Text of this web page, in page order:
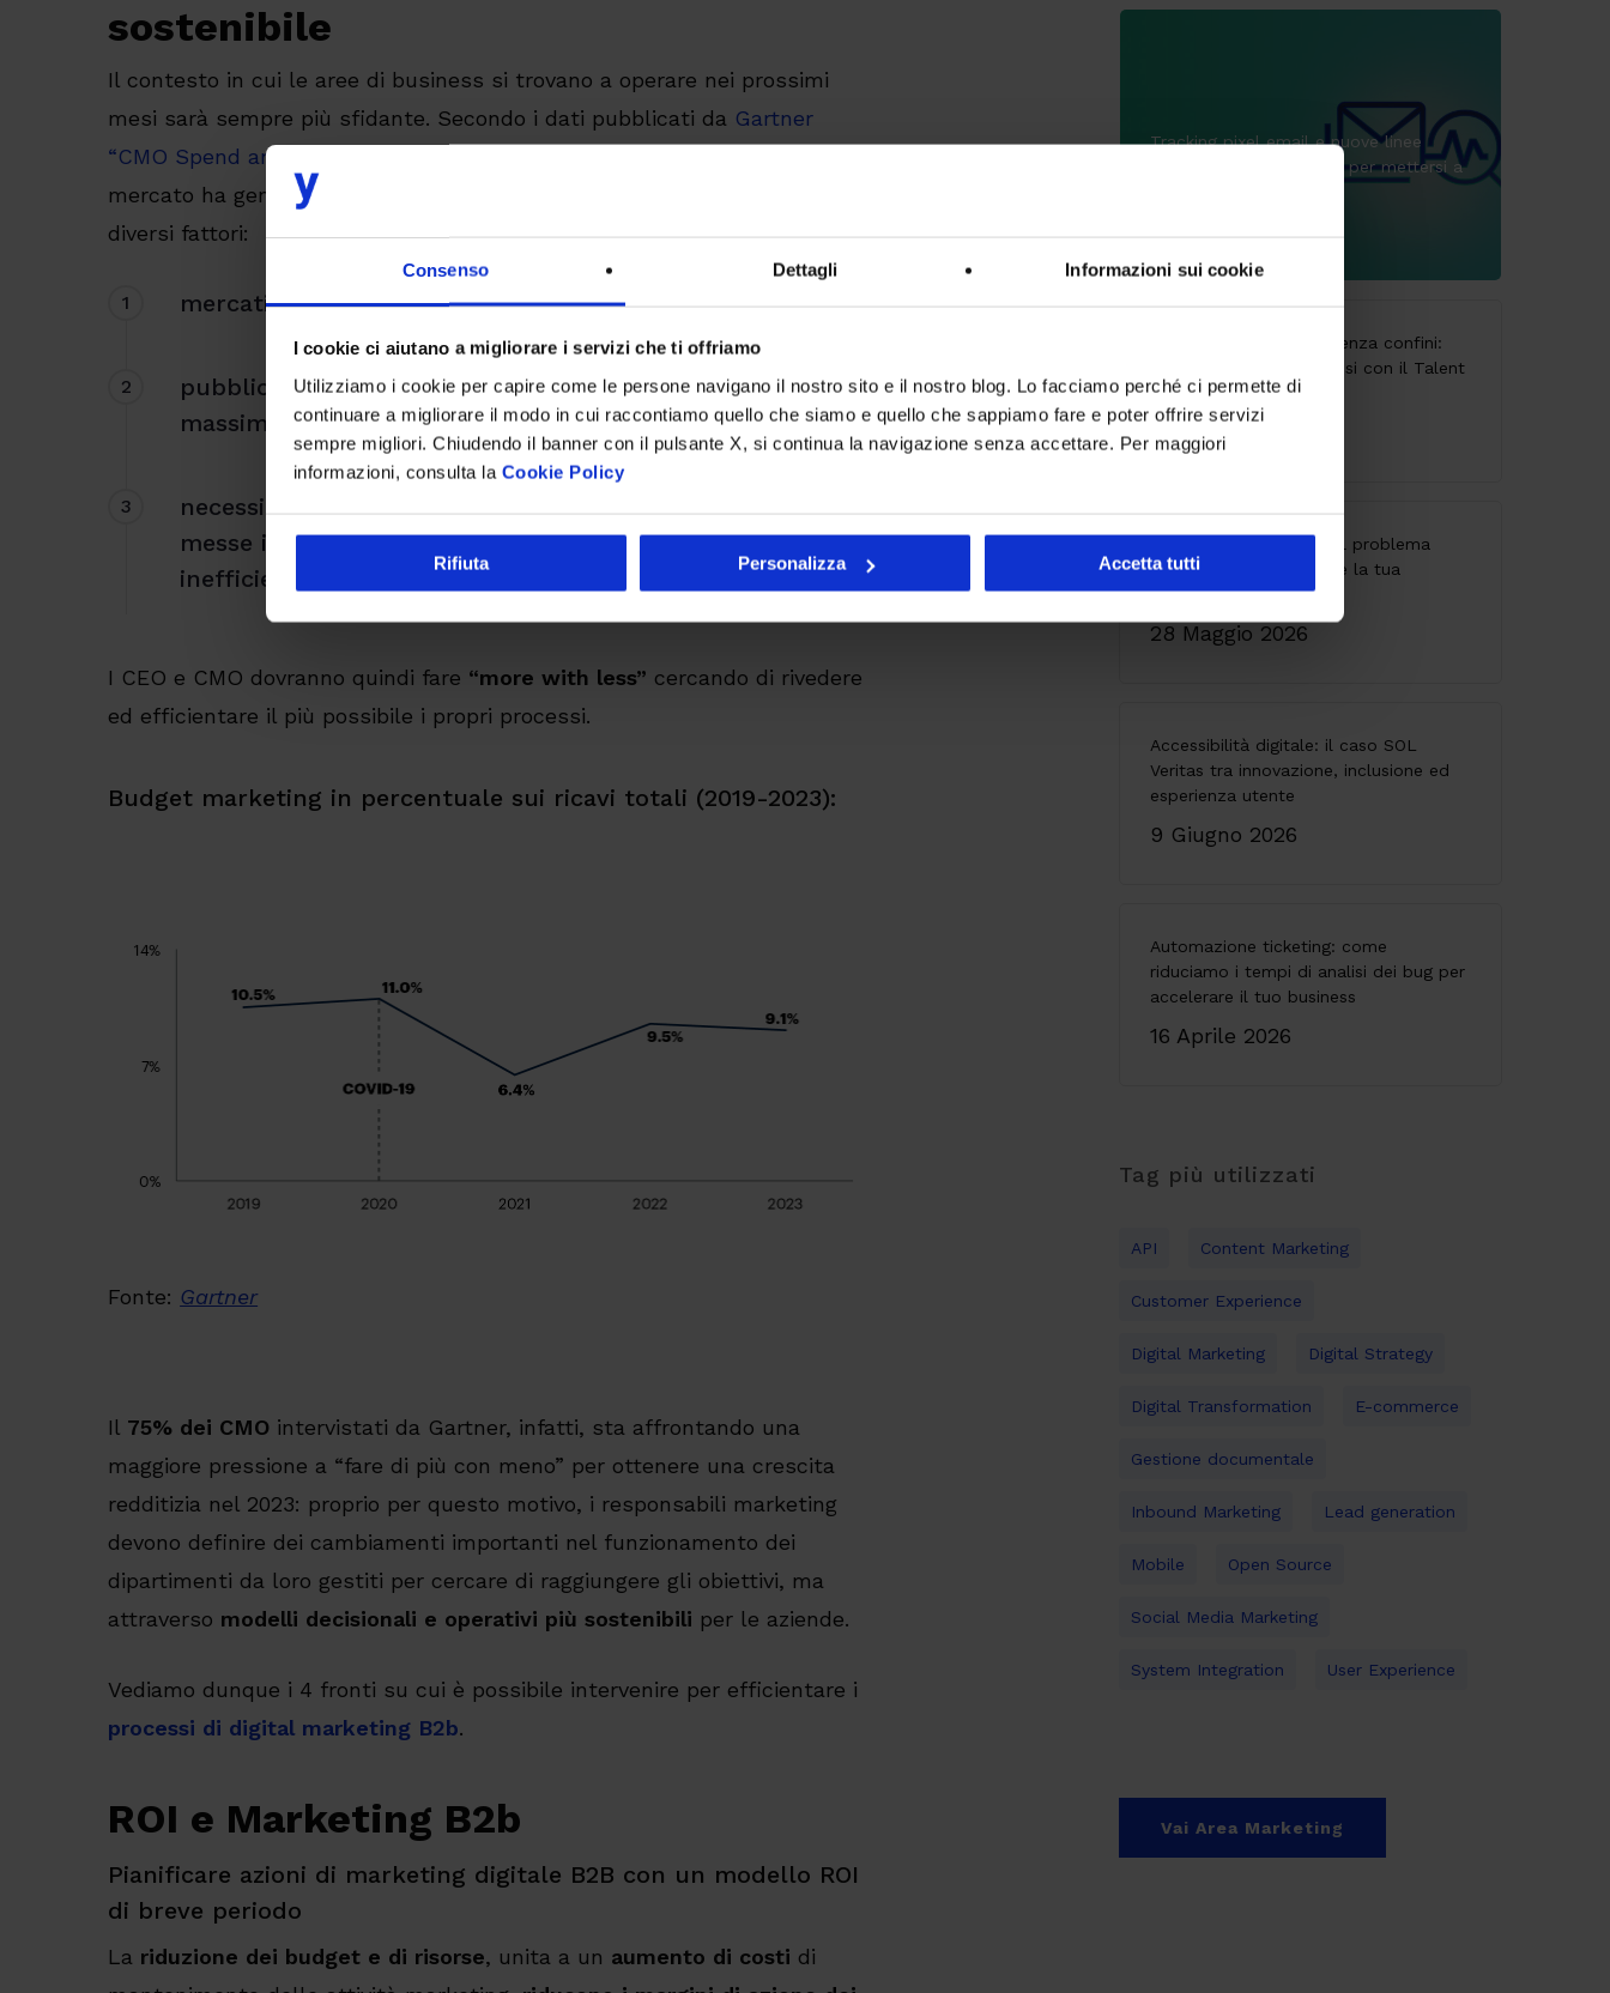
Consenso Dettagli Informazioni sui cookie
I cookie ci aiutano a migliorare i servizi che ti offriamo
Utilizziamo i cookie per capire come le persone navigano il nostro sito e il nostro blog. Lo facciamo perché ci permette di
continuare a migliorare il modo in cui raccontiamo quello che siamo e quello che sappiamo fare e poter offrire servizi
sempre migliori. Chiudendo il banner con il pulsante X, si continua la navigazione senza accettare. Per maggiori
informazioni, consulta la Cookie Policy
Rifiuta Personalizza Accetta tutti
sostenibile
Il contesto in cui le aree di business si trovano a operare nei prossimi
mesi sarà sempre più sfidante. Secondo i dati pubblicati da Gartner
“CMO Spend and Strategy Survey”
mercato ha generato un clima di precarietà ed incertezza dovuta a
diversi fattori:
1 mercati contratti;
2
pubblico multicanale difficile da intercettare con la
massima efficacia;
3
necessità di capire nel breve periodo se le iniziative
messe in campo portano risultati per evitare spreco e
inefficienze.
I CEO e CMO dovranno quindi fare “more with less” cercando di rivedere
ed efficientare il più possibile i propri processi.
Budget marketing in percentuale sui ricavi totali (2019-2023):
Fonte: Gartner
Il 75% dei CMO intervistati da Gartner, infatti, sta affrontando una
maggiore pressione a “fare di più con meno” per ottenere una crescita
redditizia nel 2023: proprio per questo motivo, i responsabili marketing
devono definire dei cambiamenti importanti nel funzionamento dei
dipartimenti da loro gestiti per cercare di raggiungere gli obiettivi, ma
attraverso modelli decisionali e operativi più sostenibili per le aziende.
Vediamo dunque i 4 fronti su cui è possibile intervenire per efficientare i
processi di digital marketing B2b.
ROI e Marketing B2b
Pianificare azioni di marketing digitale B2B con un modello ROI
di breve periodo
La riduzione dei budget e di risorse, unita a un aumento di costi di
Tracking pixel email e nuove linee
guida: deadline al 29/10 per mettersi a
9 Luglio 2026
CodyLab, formazione senza confini:
Italia e Camerun connessi con il Talent
Accelerator Program
25 Giugno 2026
API senza governance: il problema
invisibile che indebolisce la tua
architettura
28 Maggio 2026
Accessibilità digitale: il caso SOL
Veritas tra innovazione, inclusione ed
esperienza utente
9 Giugno 2026
Automazione ticketing: come
riduciamo i tempi di analisi dei bug per
accelerare il tuo business
16 Aprile 2026
Tag più utilizzati
API Content Marketing
Customer Experience
Digital Marketing Digital Strategy
Digital Transformation E-commerce
Gestione documentale
Inbound Marketing Lead generation
Mobile Open Source
Social Media Marketing
System Integration User Experience
Vai Area Marketing